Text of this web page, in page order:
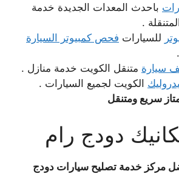
باحدث المعدات الجديدة خدمة
.
للسيارات فحص كمبيوتر السيارة
سيارة متنقل الكويت خدمة منازل .
الكويت لجميع السيارات .
سريع ومتنقل
دودج رام
مركز خدمة تصليح سيارات دودج